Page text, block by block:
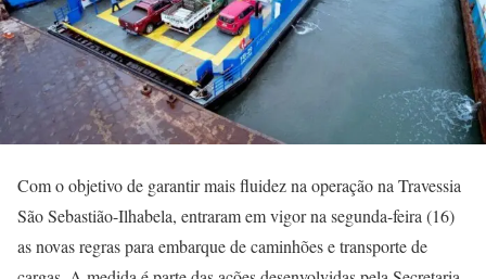
Com o objetivo de garantir mais fluidez na operação na Travessia
São Sebastião-Ilhabela, entraram em vigor na segunda-feira (16)
as novas regras para embarque de caminhões e transporte de